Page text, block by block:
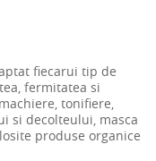
fiecarui tip de
fermitatea si
tonifiere,
si decolteului, masca
produse organice